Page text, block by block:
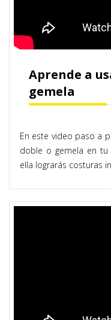
Aprende a
gemela
En este video paso a
doble o gemela en tu
ella lograrás costuras